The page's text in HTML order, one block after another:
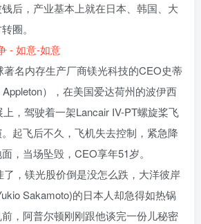
后，产业基本上就在日本、韩国、大
圈。
著名内存生产厂商镁光科技的CEO史蒂
Appleton），在美国爱达荷州的波伊西
，驾驶着一架Lancair IV-PT螺旋桨飞
起飞后不久，飞机失去控制，紧急降
，当场坠毁，CEO享年51岁。
，镁光股价倒是没怎么跌，大洋彼岸
Sakamoto)的日本人却急得如热锅
前，阿普尔顿刚刚跟他谈完一份儿秘密